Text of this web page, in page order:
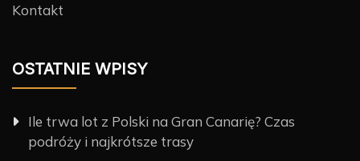
Kontakt
OSTATNIE WPISY
Ile trwa lot z Polski na Gran Canarię? Czas
podróży i najkrótsze trasy